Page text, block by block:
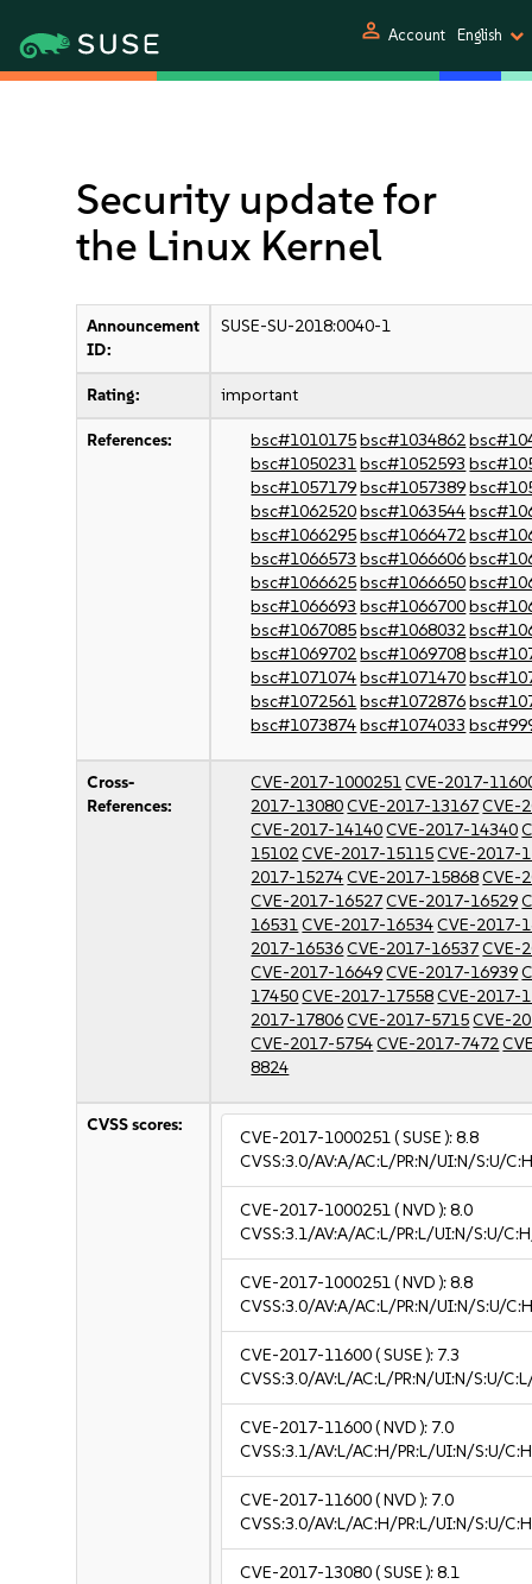
person Account English
Security update for
the Linux Kernel
Announcement
ID:
SUSE-SU-2018:0040-1
Rating: important
References: bsc#1010175bsc#1034862
bsc#1050231bsc#1052593
bsc#1057179bsc#1057389
bsc#1062520bsc#1063544
bsc#1066295bsc#1066472
bsc#1066573 bsc#1066606
bsc#1066625bsc#1066650
bsc#1066693 bsc#1066700
bsc#1067085bsc#1068032
bsc#1069702bsc#1069708
bsc#1071074bsc#1071470
bsc#1072561bsc#1072876
bsc#1073874bsc#1074033
Cross-
References:
CVE-2017-1000251CVE-2017-
2017-13080CVE-2017-13167CVE-
CVE-2017-14140CVE-2017-14340
15102CVE-2017-15115CVE-2017-
2017-15274CVE-2017-15868CVE-
CVE-2017-16527CVE-2017-16529
16531CVE-2017-16534CVE-2017-
2017-16536CVE-2017-16537CVE-
CVE-2017-16649CVE-2017-16939
17450CVE-2017-17558CVE-2017-
2017-17806CVE-2017-5715CVE-
CVE-2017-5754CVE-2017-7472
8824
CVSS scores:
CVE-2017-1000251( SUSE ):8.8
CVSS:3.0/AV:A/AC:L/PR:N/UI:N/S:U/
CVE-2017-1000251( NVD ):8.0
CVSS:3.1/AV:A/AC:L/PR:L/UI:N/S:U/
CVE-2017-1000251( NVD ):8.8
CVSS:3.0/AV:A/AC:L/PR:N/UI:N/S:U/
CVE-2017-11600( SUSE ): 7.3
CVSS:3.0/AV:L/AC:L/PR:N/UI:N/S:U/
CVE-2017-11600( NVD ): 7.0
CVSS:3.1/AV:L/AC:H/PR:L/UI:N/S:U/
CVE-2017-11600( NVD ): 7.0
CVSS:3.0/AV:L/AC:H/PR:L/UI:N/S:U/
CVE-2017-13080( SUSE ):8.1